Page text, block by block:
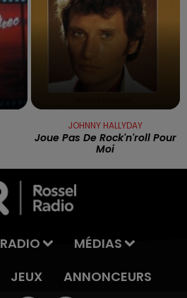
JOHNNY HALLYDAY
Joue Pas De Rock'n'roll Pour
Moi
RADIO
MÉDIAS
JEUX ANNONCEURS